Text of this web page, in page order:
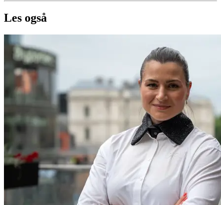
Les også